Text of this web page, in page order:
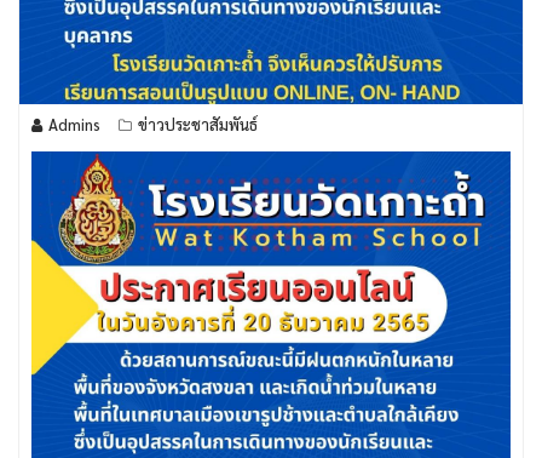
Admins ข่าวประชาสัมพันธ์